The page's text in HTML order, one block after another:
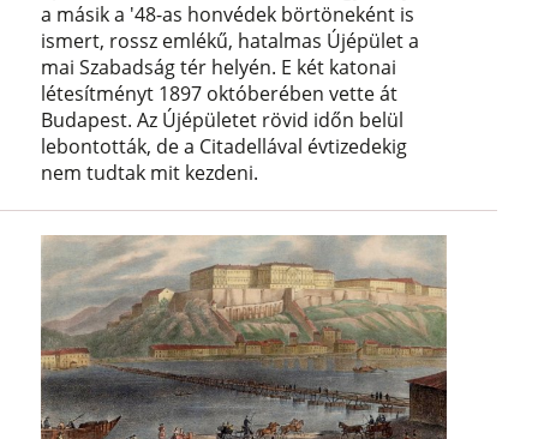
a másik a '48-as honvédek börtöneként is
ismert, rossz emlékű, hatalmas Újépület a
mai Szabadság tér helyén. E két katonai
létesítményt 1897 októberében vette át
Budapest. Az Újépületet rövid időn belül
lebontották, de a Citadellával évtizedekig
nem tudtak mit kezdeni.